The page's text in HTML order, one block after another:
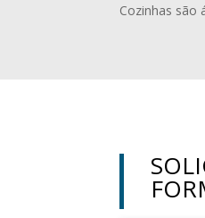
Cozinhas são